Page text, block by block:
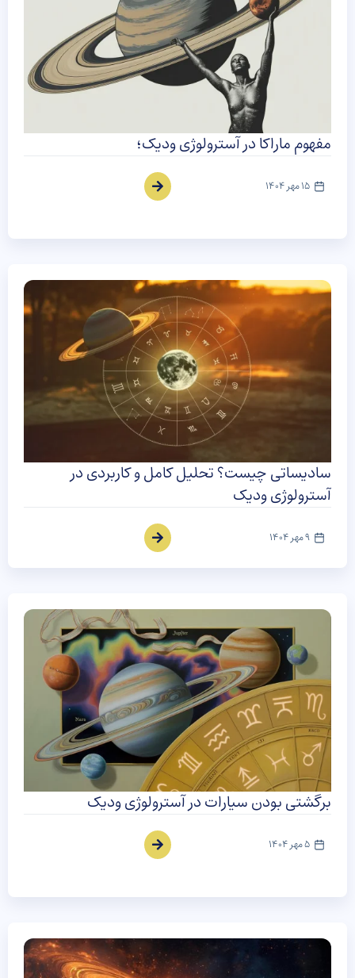
مفهوم ماراکا در آسترولوژی ودیک؛
15 مهر 1404
سادیساتی چیست؟ تحلیل کامل و کاربردی در
آسترولوژی ودیک
9 مهر 1404
برگشتی بودن سیارات در آسترولوژی ودیک
5 مهر 1404